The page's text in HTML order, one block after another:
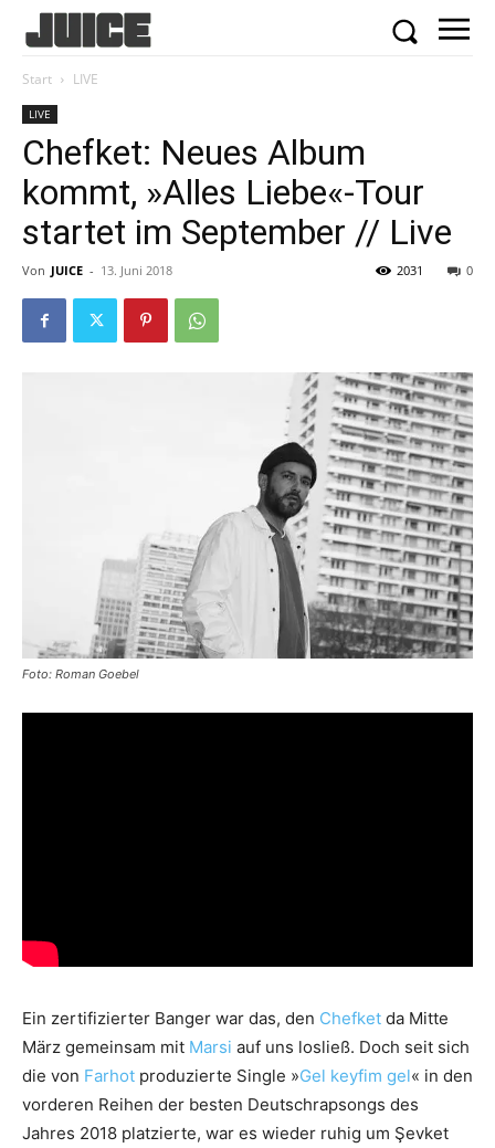
Start LIVE
LIVE
Chefket: Neues Album
kommt, »Alles Liebe«-Tour
startet im September // Live
Von JUICE - 13. Juni 2018 0
2031
Foto: Roman Goebel
Ein zertifizierter Banger war das, den Chefket da Mitte
März gemeinsam mit Marsi auf uns losließ. Doch seit sich
die von Farhot produzierte Single »Gel keyfim gel« in den
vorderen Reihen der besten Deutschrapsongs des
Jahres 2018 platzierte, war es wieder ruhig um Şevket